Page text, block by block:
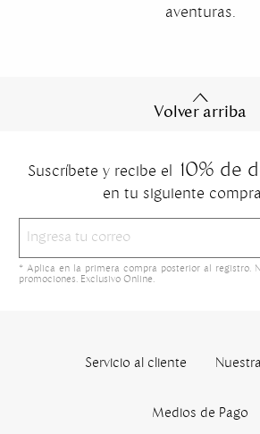
aventuras.
Volver arriba
Suscríbete y recibe el 10% de
en tu siguiente
* Aplica en la primera compra posterior al registro.
promociones. Exclusivo Online.
Servicio al cliente
Medios de Pago